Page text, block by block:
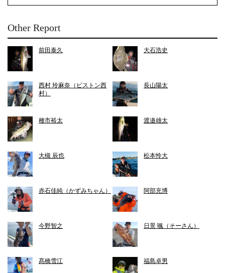
Other Report
前田泰久 大石浩史
西村 玲麻奈（ピストン西
村）
長山陽太
種市裕太 渡邉雄太
大槻 辰也 松本怜大
赤石佳純（かずみちゃん） 阿部充博
今野智之 日景 颯（そーさん）
髙橋雪江 福島卓男